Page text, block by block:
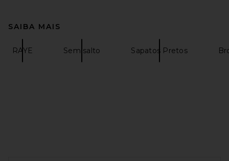
SAIBA MAIS
RAYE Sem salto Sapatos Pretos